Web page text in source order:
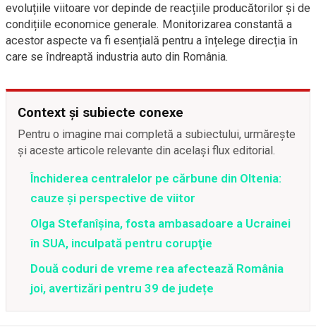
evoluțiile viitoare vor depinde de reacțiile producătorilor și de
condițiile economice generale. Monitorizarea constantă a
acestor aspecte va fi esențială pentru a înțelege direcția în
care se îndreaptă industria auto din România.
Context și subiecte conexe
Pentru o imagine mai completă a subiectului, urmărește
și aceste articole relevante din același flux editorial.
Închiderea centralelor pe cărbune din Oltenia:
cauze și perspective de viitor
Olga Stefanîşina, fosta ambasadoare a Ucrainei
în SUA, inculpată pentru corupţie
Două coduri de vreme rea afectează România
joi, avertizări pentru 39 de județe